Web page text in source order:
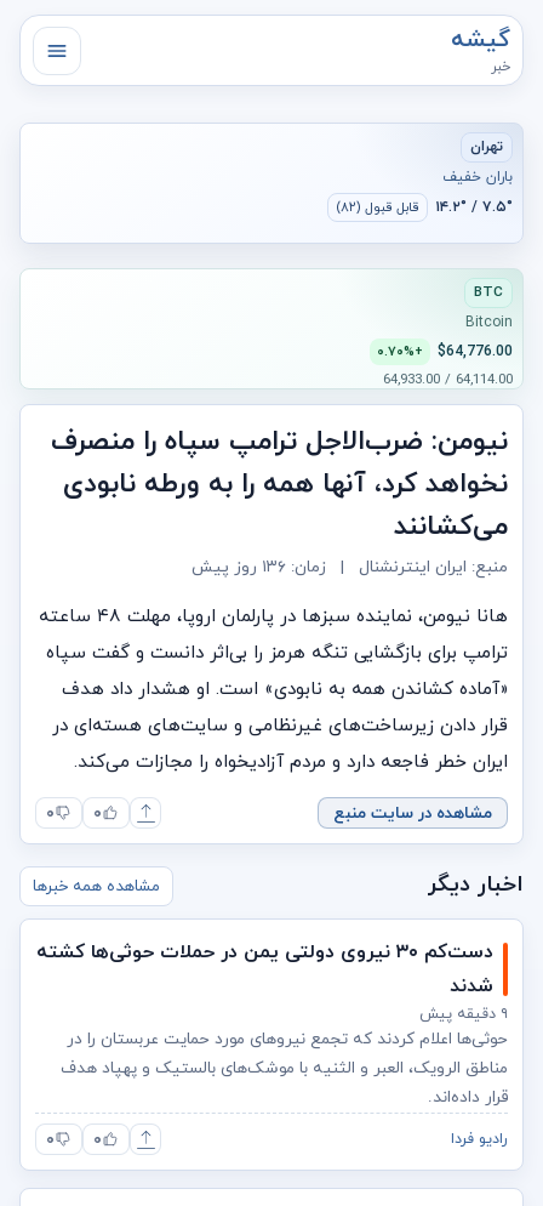
گیشه
خبر
تهران
باران خفیف
۷.۵° / ۱۴.۲° قابل قبول (۸۲)
BTC
Bitcoin
$64,776.00
+۰.۷۰%
64,114.00 / 64,933.00
نیومن: ضرب‌الاجل ترامپ سپاه را منصرف
نخواهد کرد، آنها همه را به ورطه نابودی
می‌کشانند
منبع: ایران اینترنشنال | زمان: ۱۳۶ روز پیش
هانا نیومن، نماینده سبزها در پارلمان اروپا، مهلت ۴۸ ساعته
ترامپ برای بازگشایی تنگه هرمز را بی‌اثر دانست و گفت سپاه
«آماده کشاندن همه به نابودی» است. او هشدار داد هدف
قرار دادن زیرساخت‌های غیرنظامی و سایت‌های هسته‌ای در
ایران خطر فاجعه دارد و مردم آزادیخواه را مجازات می‌کند.
مشاهده در سایت منبع ۰ ۰
اخبار دیگر مشاهده همه خبرها
دست‌کم ۳۰ نیروی دولتی یمن در حملات حوثی‌ها کشته
شدند
۹ دقیقه پیش
حوثی‌ها اعلام کردند که تجمع نیروهای مورد حمایت عربستان را در
مناطق الرویک، العبر و الثنیه با موشک‌های بالستیک و پهپاد هدف
قرار داده‌اند.
رادیو فردا ۰ ۰